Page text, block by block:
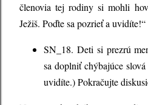
členovia tej rodiny si mohli
Ježiš. Poďte sa pozrieť a uvidíte!“
SN_18. Deti si prezrú
sa doplniť chýbajúce
uvidíte.) Pokračujte